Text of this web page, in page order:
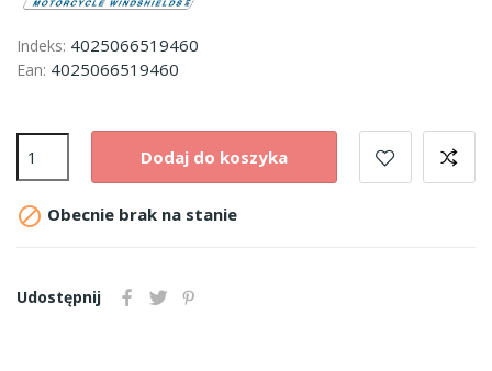
Indeks: 4025066519460
Ean: 4025066519460
Dodaj do koszyka
 Obecnie brak na stanie
Udostępnij